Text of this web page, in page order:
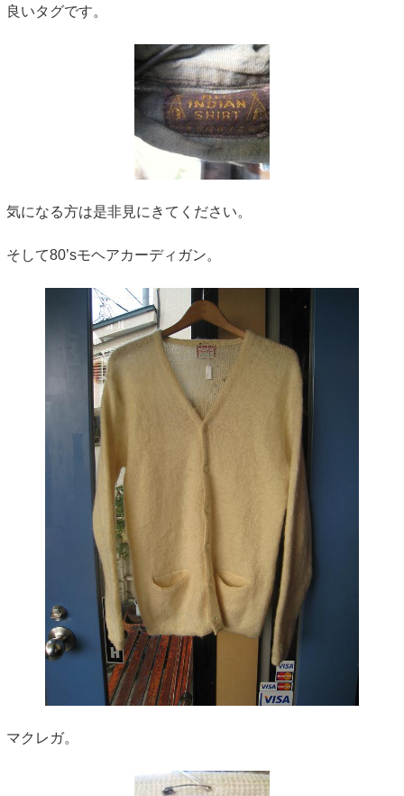
良いタグです。
気になる方は是非見にきてください。
そして80’sモヘアカーディガン。
マクレガ。